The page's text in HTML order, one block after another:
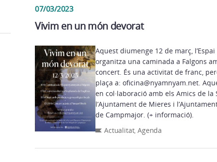
07/03/2023
Vivim en un món devorat
Aquest diumenge 12 de març,
organitza una caminada a Falgons
concert. És una activitat de franc,
plaça a: oficina@nyamnyam.net.
en col·laboració amb els Amics de la
l’Ajuntament de Mieres i
de Campmajor. (+ informació).
Actualitat,Agenda